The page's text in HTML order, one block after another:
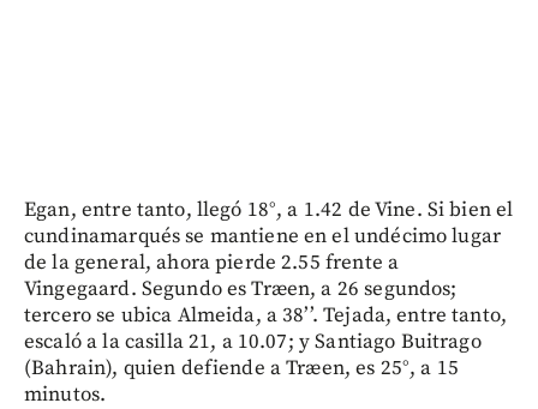
Egan, entre tanto, llegó 18°, a 1.42 de Vine. Si bien el
cundinamarqués se mantiene en el undécimo lugar
de la general, ahora pierde 2.55 frente a
Vingegaard. Segundo es Træen, a 26 segundos;
tercero se ubica Almeida, a 38’’. Tejada, entre tanto,
escaló a la casilla 21, a 10.07; y Santiago Buitrago
(Bahrain), quien defiende a Træen, es 25°, a 15
minutos.